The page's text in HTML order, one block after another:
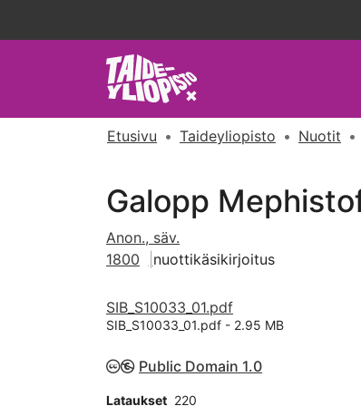
Etusivu Taideyliopisto Nuotit
Galopp
Anon., säv.
1800
nuottikäsikirjoitus
SIB_S10033_01.pdf
SIB_S10033_01.pdf - 2.95 MB
Public Domain 1.0
Lataukset 220